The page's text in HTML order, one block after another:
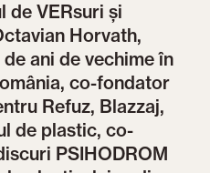
de VERsuri și
Horvath,
ani de vechime în
co-fondator
Refuz, Blazzaj,
de plastic, co-
PSIHODROM